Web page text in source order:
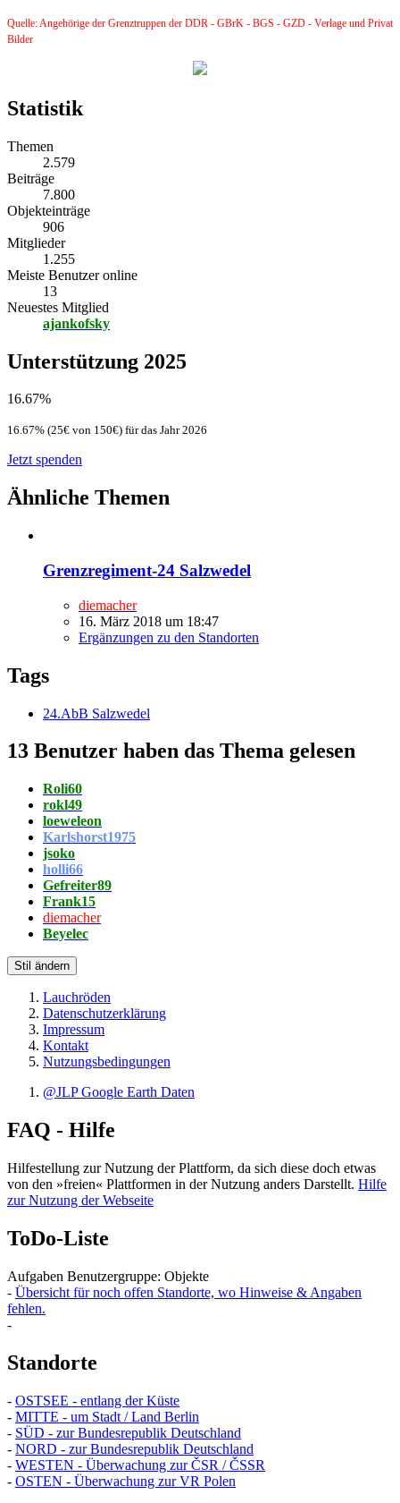
Quelle: Angehörige der Grenztruppen der DDR - GBrK - BGS - GZD - Verlage und Privat
Bilder
Statistik
Themen
2.579
Beiträge
7.800
Objekteinträge
906
Mitglieder
1.255
Meiste Benutzer online
13
Neuestes Mitglied
ajankofsky
Unterstützung 2025
16.67%
16.67% (25€ von 150€) für das Jahr 2026
Jetzt spenden
Ähnliche Themen
Grenzregiment-24 Salzwedel
diemacher
16. März 2018 um 18:47
Ergänzungen zu den Standorten
Tags
24.AbB Salzwedel
13 Benutzer haben das Thema gelesen
Roli60
rokl49
loeweleon
Karlshorst1975
jsoko
holli66
Gefreiter89
Frank15
diemacher
Beyelec
Stil ändern
Lauchröden
Datenschutzerklärung
Impressum
Kontakt
Nutzungsbedingungen
@JLP Google Earth Daten
FAQ - Hilfe
Hilfestellung zur Nutzung der Plattform, da sich diese doch etwas
von den »freien« Plattformen in der Nutzung anders Darstellt. Hilfe
zur Nutzung der Webseite
ToDo-Liste
Aufgaben Benutzergruppe: Objekte
- Übersicht für noch offen Standorte, wo Hinweise & Angaben
fehlen.
-
Standorte
- OSTSEE - entlang der Küste
- MITTE - um Stadt / Land Berlin
- SÜD - zur Bundesrepublik Deutschland
- NORD - zur Bundesrepublik Deutschland
- WESTEN - Überwachung zur ČSR / ČSSR
- OSTEN - Überwachung zur VR Polen